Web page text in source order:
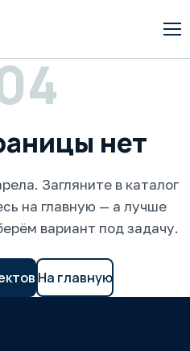
нет
Загляните в каталог
на главную — а лучше
вариант под задачу.
На главную